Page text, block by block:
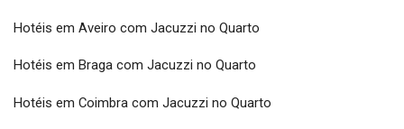
Hotéis em Aveiro com Jacuzzi no Quarto
Hotéis em Braga com Jacuzzi no Quarto
Hotéis em Coimbra com Jacuzzi no Quarto